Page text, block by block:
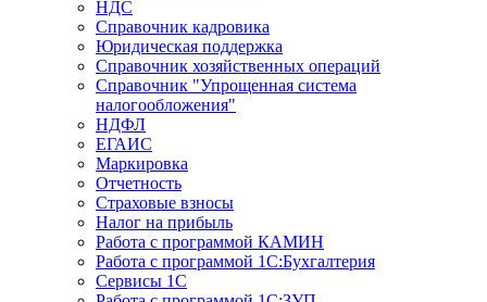
НДС
Справочник кадровика
Юридическая поддержка
Справочник хозяйственных операций
Справочник "Упрощенная система
налогообложения"
НДФЛ
ЕГАИС
Маркировка
Отчетность
Страховые взносы
Налог на прибыль
Работа с программой КАМИН
Работа с программой 1С:Бухгалтерия
Сервисы 1С